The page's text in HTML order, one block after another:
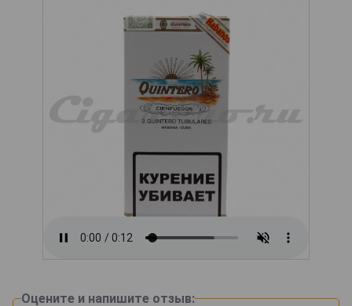
Оцените и напишите отзыв: